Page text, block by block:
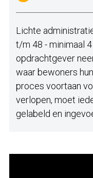
Lichte
t/m 48 - minimaal
opdrachtgever
waar bewoners
proces voortaan
verlopen, moet
gelabeld en